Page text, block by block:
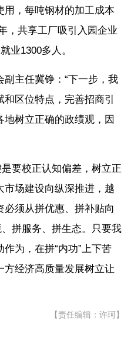
用，每吨钢材的加工成本
，共享工厂吸引入园企业
业1300多人。
主任冀铮：“下一步，我
区位特点，完善招商引
树立正确的政绩观，因
要校正认知偏差，树立正
场建设向纵深推进，越
须从拼优惠、拼补贴向
拼服务、拼生态。只要我
为，在拼“内功”上下苦
经济高质量发展树立让
【责任编辑：许珂】